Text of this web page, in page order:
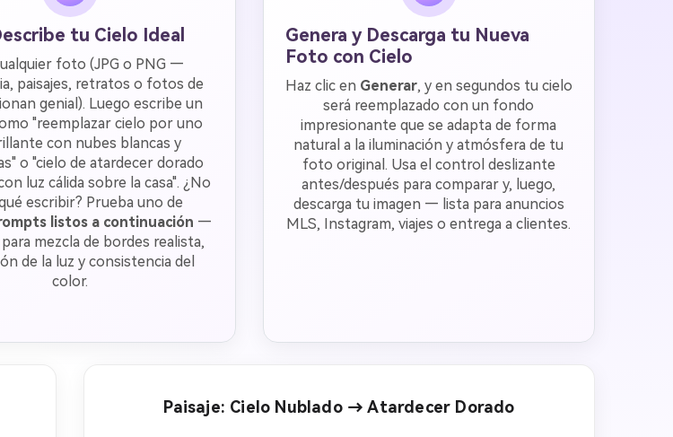
tu Cielo Ideal
foto (JPG o PNG —
paisajes, retratos o fotos de
genial). Luego escribe un
"reemplazar cielo por uno
con nubes blancas y
o "cielo de atardecer dorado
luz cálida sobre la casa". ¿No
escribir? Prueba uno de
listos a continuación —
mezcla de bordes realista,
de la luz y consistencia del
color.
Genera y Descarga tu Nueva
Foto con Cielo
Haz clic en Generar, y en segundos tu cielo
será reemplazado con un fondo
impresionante que se adapta de forma
natural a la iluminación y atmósfera de tu
foto original. Usa el control deslizante
antes/después para comparar y, luego,
descarga tu imagen — lista para anuncios
MLS, Instagram, viajes o entrega a clientes.
Paisaje: Cielo Nublado → Atardecer Dorado